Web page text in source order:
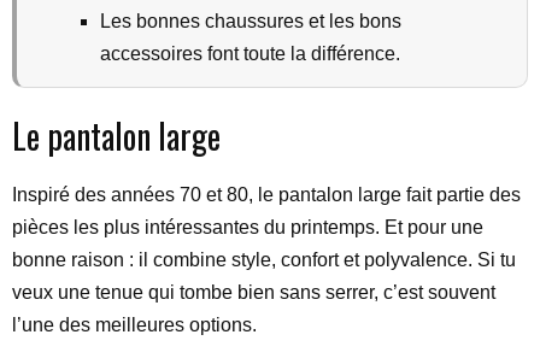
Les bonnes chaussures et les bons
accessoires font toute la différence.
Le pantalon large
Inspiré des années 70 et 80, le pantalon large fait partie des
pièces les plus intéressantes du printemps. Et pour une
bonne raison : il combine style, confort et polyvalence. Si tu
veux une tenue qui tombe bien sans serrer, c’est souvent
l’une des meilleures options.